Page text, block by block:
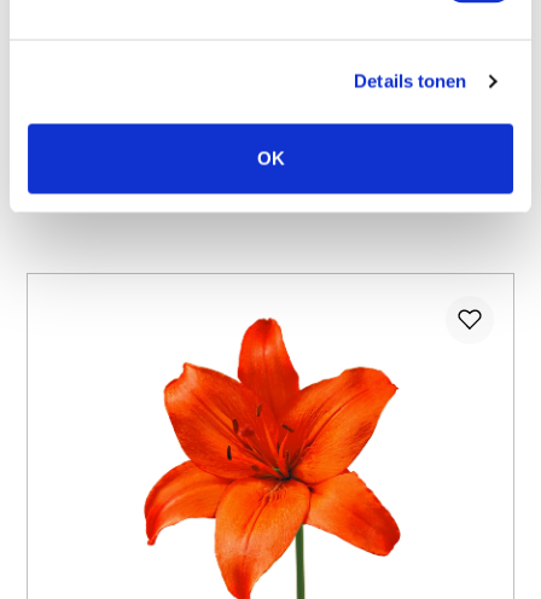
Details tonen
OK